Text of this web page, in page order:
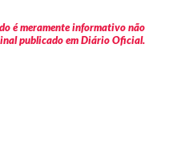
é meramente informativo não
publicado em Diário Oficial.